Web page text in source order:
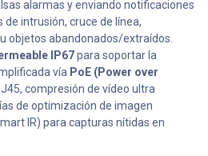
alarmas y enviando notificaciones
intrusión, cruce de línea,
objetos abandonados/extraídos.
IP67para soportar la
vía PoE (Power over
compresión de vídeo ultra
de optimización de imagen
IR) para capturas nítidas en